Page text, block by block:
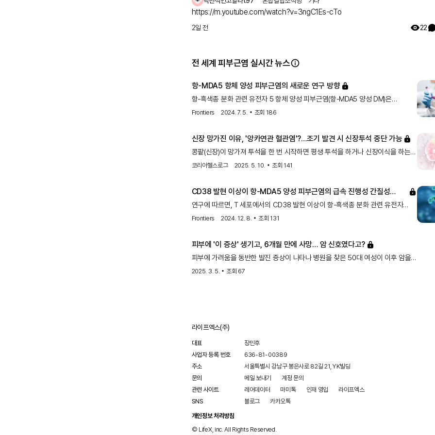
있도록 최선을 다 할 것입니다.
https://m.youtube.com/watch?v=3ngC1Es-cTo
2일 전 22
전 세계 피부근염 실시간 뉴스
항-MDA5 항체 양성 피부근염의 새로운 연구 방향
항-흑색종 분화 관련 유전자 5 항체 양성 피부근염(항-MDA5 양성 DM)은
골격근의 침범이 적은 독특한 임상형입니다. 전 세계 연구자들은 이 질환의 원인,
Frontiers 2024. 7. 5. 조회 186
신장 망가진 이유, '앙카연관 혈관염'?…조기 발견 시 신장투석 중단 가능
콩팥(신장)이 망가져 투석을 한 번 시작하면 평생 투석을 하거나 신장이식을 하는
것 외에 투석에서 벗어날 수 없다고 알려져 있지만, 꼭 그렇지는 않다. 콩팥이
중단할 수도 있다. 앙카연관 혈관염은 앙카(ANCA, antineutrophil cytoplasmic
antibody, 항호중구세포질항체)라는 항체가 혈관에 존재하다가 면역조절의
이상이 발생하면서 우리 몸의 작은 혈관 '모세혈관'
코리아헬스로그 2025. 5. 10. 조회 141
CD38 발현 이상이 항-MDA5 양성 피부근염의 급속 진행성 간질성
폐질환과 관련 있음
연구에 따르면, T 세포에서의 CD38 발현 이상이 항-흑색종 분화 관련 유전자
5(MDA5) 양성 피부근염 환자에서 급속히 진행되는 간질성 폐질환과 관련이 있는
Frontiers 2024. 12. 8. 조회 131
피부에 '이 증상' 생기고, 6개월 만에 사망… 암 신호였다고?
피부에 가려움을 동반한 발진 증상이 나타나 병원을 찾은 50대 여성이 이후 암을
발견했지만 6개월 만에 사...
2025. 3. 5. 조회 67
라이프엑스(주)
대표
장민후
사업자 등록 번호
636-81-00389
주소
서울특별시 강남구 봉은사로 82길 21, YK빌딩
문의
메일 보내기
계정 문의
관련 사이트
레어데이터 마미톡 인재 영입
라이프엑스
SNS
블로그
카카오톡
개인정보 처리방침
© LifeX, inc. All Rights Reserved.